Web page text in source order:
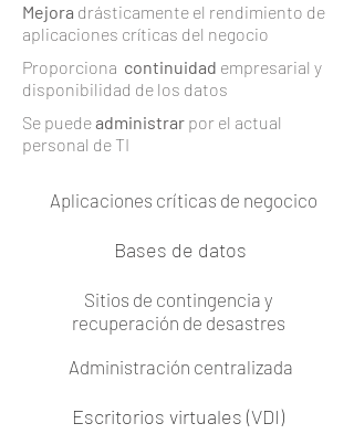
Mejora drásticamente el rendimiento de
aplicaciones críticas del negocio
Proporciona continuidad empresarial y
disponibilidad de los datos
Se puedeadministrar por el actual
personal de TI
Aplicaciones críticas de negocico
Bases de datos
Sitios de contingencia y
recuperación de desastres
Administración centralizada
Escritorios virtuales (VDI)